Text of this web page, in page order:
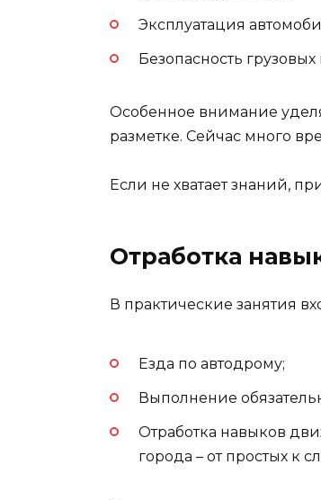
Эксплуатация
Безопасность
Особенное внимание
разметке. Сейчас много
Если не хватает знаний,
Отработка
В практические занятия
Езда по автодрому;
Выполнение
Отработка навыков
города – от простых к